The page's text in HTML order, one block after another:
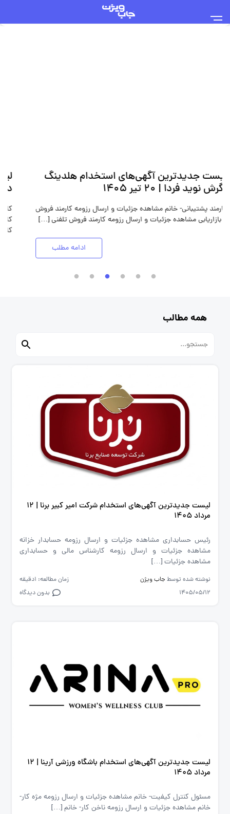
لیست جدیدترین آگهی‌های استخدام هلدینگ
نگرش نوید فردا | ۲۰ تیر ۱۴۰۵
کارمند پشتیبانی- خانم مشاهده جزئیات و ارسال رزومه کارمند فروش
و بازاریابی مشاهده جزئیات و ارسال رزومه کارمند فروش تلفنی […]
ادامه مطلب
همه مطالب
لیست جدیدترین آگهی‌های استخدام شرکت امیر کبیر برنا | ۱۲
مرداد ۱۴۰۵
رئیس حسابداری مشاهده جزئیات و ارسال رزومه حسابدار خزانه
مشاهده جزئیات و ارسال رزومه کارشناس مالی و حسابداری
مشاهده جزئیات […]
نوشته شده توسط جاب ویژن
زمان مطالعه: 1دقیقه
1405/05/12
بدون دیدگاه
لیست جدیدترین آگهی‌های استخدام باشگاه ورزشی آرینا | ۱۲
مرداد ۱۴۰۵
مسئول کنترل کیفیت- خانم مشاهده جزئیات و ارسال رزومه مژه کار-
خانم مشاهده جزئیات و ارسال رزومه ناخن کار- خانم […]